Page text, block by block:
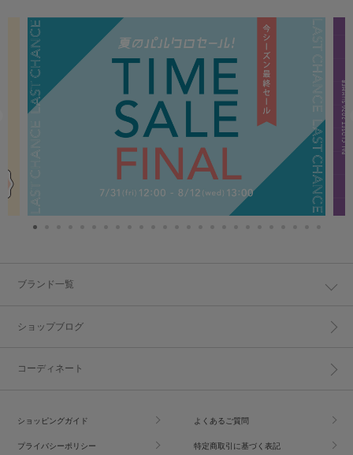
ブランド一覧
ショップブログ
コーディネート
ショッピングガイド よくあるご質問
プライバシーポリシー 特定商取引に基づく表記